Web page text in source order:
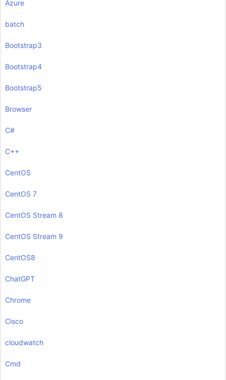
Azure
batch
Bootstrap3
Bootstrap4
Bootstrap5
Browser
C#
C++
CentOS
CentOS 7
CentOS Stream 8
CentOS Stream 9
CentOS8
ChatGPT
Chrome
Cisco
cloudwatch
Cmd